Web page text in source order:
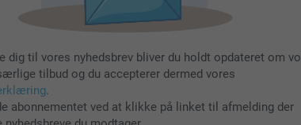
dig til vores nyhedsbrev bliver du holdt opdateret om
tilbud og du accepterer dermed vores
.
abonnementet ved at klikke på linket til afmelding der